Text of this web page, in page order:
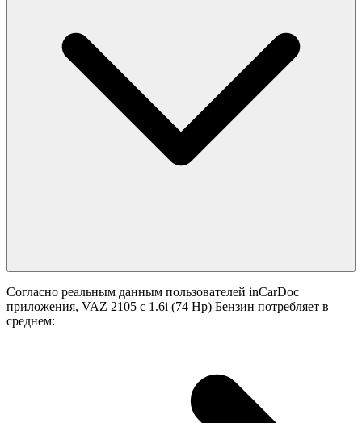
Согласно реальным данным пользователей inCarDoc
приложения, VAZ 2105 с 1.6i (74 Hp) Бензин потребляет в
среднем: